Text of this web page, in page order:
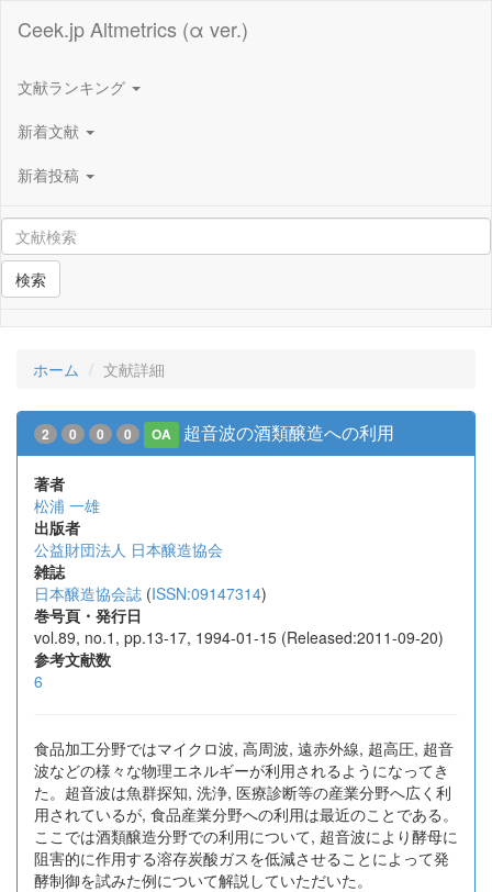
Ceek.jp Altmetrics (α ver.)
文献ランキング
新着文献
新着投稿
検索
ホーム 文献詳細
2 0 0 0 OA 超音波の酒類醸造への利用
著者
松浦 一雄
出版者
公益財団法人 日本醸造協会
雑誌
日本醸造協会誌 (ISSN:09147314)
巻号頁・発行日
vol.89, no.1, pp.13-17, 1994-01-15 (Released:2011-09-20)
参考文献数
6
食品加工分野ではマイクロ波, 高周波, 遠赤外線, 超高圧, 超音
波などの様々な物理エネルギーが利用されるようになってき
た。超音波は魚群探知, 洗浄, 医療診断等の産業分野へ広く利
用されているが, 食品産業分野への利用は最近のことである。
ここでは酒類醸造分野での利用について, 超音波により酵母に
阻害的に作用する溶存炭酸ガスを低減させることによって発
酵制御を試みた例について解説していただいた。